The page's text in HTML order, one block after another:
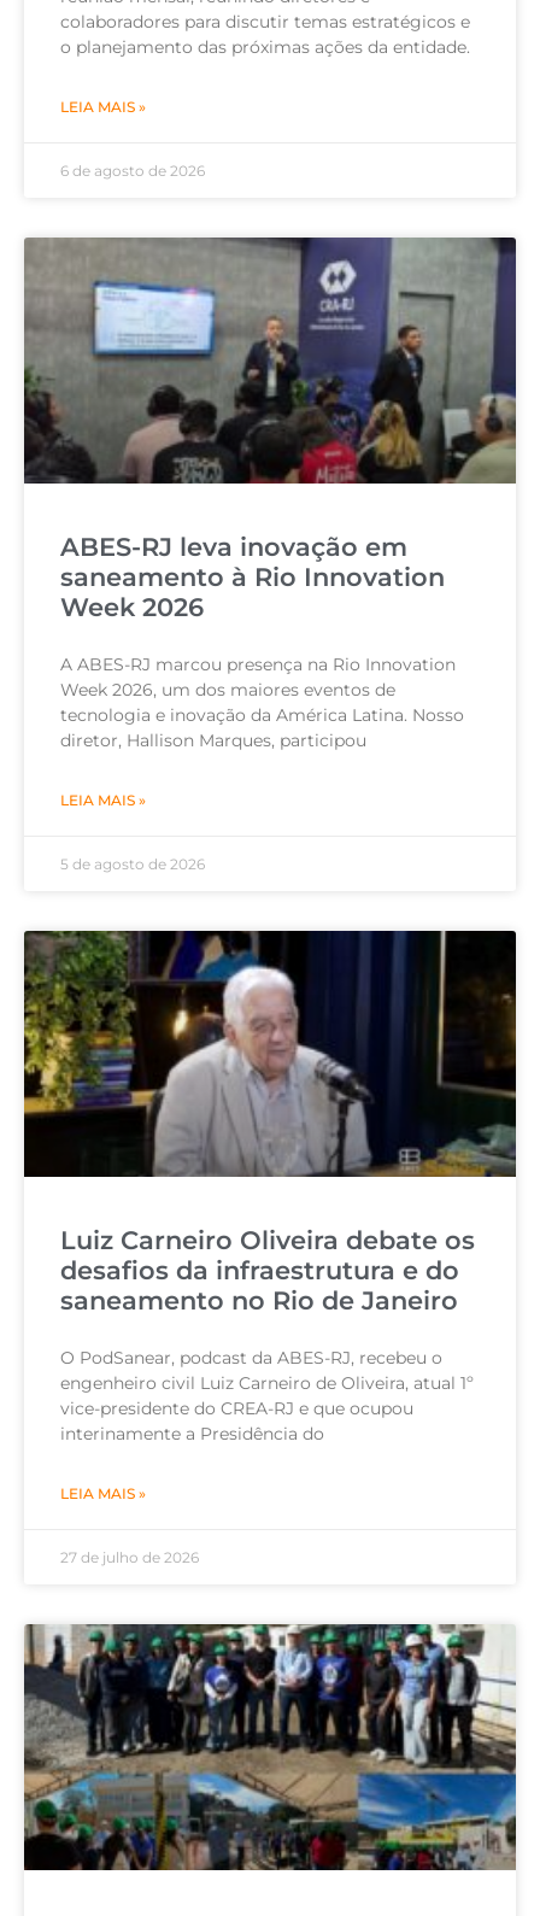
colaboradores para discutir temas estratégicos e
o planejamento das próximas ações da entidade.
LEIA MAIS »
6 de agosto de 2026
ABES-RJ leva inovação em
saneamento à Rio Innovation
Week 2026
A ABES-RJ marcou presença na Rio Innovation
Week 2026, um dos maiores eventos de
tecnologia e inovação da América Latina. Nosso
diretor, Hallison Marques, participou
LEIA MAIS »
5 de agosto de 2026
Luiz Carneiro Oliveira debate os
desafios da infraestrutura e do
saneamento no Rio de Janeiro
O PodSanear, podcast da ABES-RJ, recebeu o
engenheiro civil Luiz Carneiro de Oliveira, atual 1º
vice-presidente do CREA-RJ e que ocupou
interinamente a Presidência do
LEIA MAIS »
27 de julho de 2026